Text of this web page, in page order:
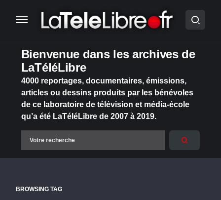
Bienvenue dans les archives de
LaTéléLibre
4000 reportages, documentaires, émissions,
articles ou dessins produits par les bénévoles
de ce laboratoire de télévision et média-école
qu’a été LaTéléLibre de 2007 à 2019.
BROWSING TAG